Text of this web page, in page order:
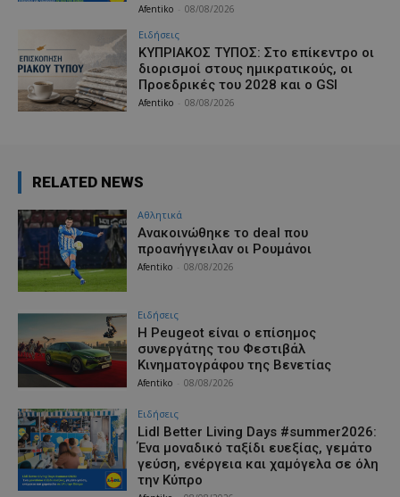
Afentiko 08/08/2026
Ειδήσεις
ΚΥΠΡΙΑΚΟΣ ΤΥΠΟΣ: Στο επίκεντρο οι
διορισμοί στους ημικρατικούς, οι
Προεδρικές του 2028 και ο GSI
Afentiko 08/08/2026
RELATED NEWS
Αθλητικά
Aνακοινώθηκε το deal που
προανήγγειλαν οι Ρουμάνοι
Afentiko 08/08/2026
Ειδήσεις
Η Peugeot είναι ο επίσημος
συνεργάτης του Φεστιβάλ
Κινηματογράφου της Βενετίας
Afentiko 08/08/2026
Ειδήσεις
Lidl Better Living Days #summer2026:
Ένα μοναδικό ταξίδι ευεξίας, γεμάτο
γεύση, ενέργεια και χαμόγελα σε όλη
την Κύπρο